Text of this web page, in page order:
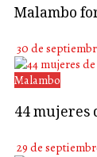
Malambo
30 de
Malambo
44 mujeres
29 de